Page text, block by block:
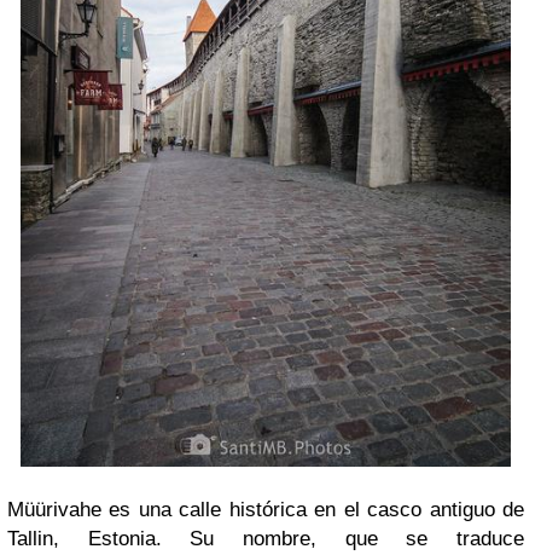
Müürivahe es una calle histórica en el casco antiguo de
Tallin, Estonia. Su nombre, que se traduce